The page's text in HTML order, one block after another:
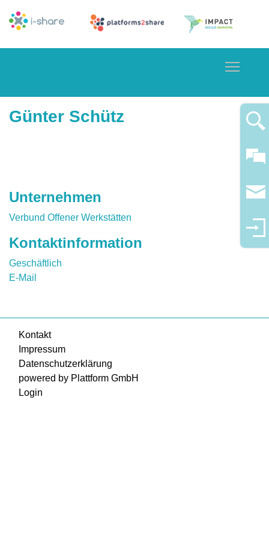
Günter Schütz
Unternehmen
Verbund Offener Werkstätten
Kontaktinformation
Geschäftlich
E-Mail
Kontakt
Impressum
Datenschutzerklärung
powered by Plattform GmbH
Login